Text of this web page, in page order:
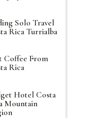
Solo Travel
Rica Turrialba
Coffee From
Rica
Hotel Costa
Mountain